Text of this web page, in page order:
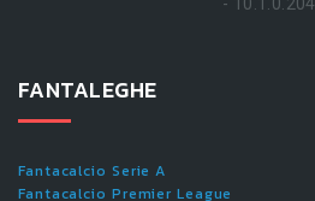
FANTALEGHE
Fantacalcio Serie A
Fantacalcio Premier League